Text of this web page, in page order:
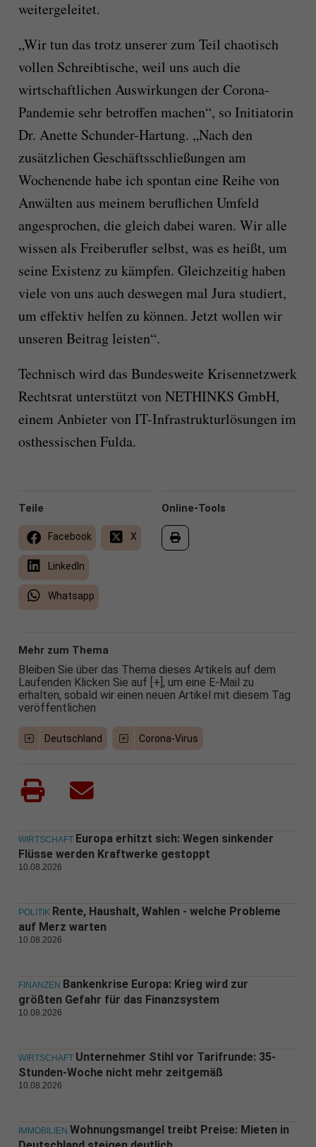
weitergeleitet.
„Wir tun das trotz unserer zum Teil chaotisch
vollen Schreibtische, weil uns auch die
wirtschaftlichen Auswirkungen der Corona-
Pandemie sehr betroffen machen“, so Initiatorin
Dr. Anette Schunder-Hartung. „Nach den
zusätzlichen Geschäftsschließungen am
Wochenende habe ich spontan eine Reihe von
Anwälten aus meinem beruflichen Umfeld
angesprochen, die gleich dabei waren. Wir alle
wissen als Freiberufler selbst, was es heißt, um
seine Existenz zu kämpfen. Gleichzeitig haben
viele von uns auch deswegen mal Jura studiert,
um effektiv helfen zu können. Jetzt wollen wir
unseren Beitrag leisten“.
Technisch wird das Bundesweite Krisennetzwerk
Rechtsrat unterstützt von NETHINKS GmbH,
einem Anbieter von IT-Infrastrukturlösungen im
osthessischen Fulda.
Online-Tools
Teile
Facebook X
LinkedIn
Whatsapp
Mehr zum Thema
Bleiben Sie über das Thema dieses Artikels auf dem
Laufenden Klicken Sie auf [+], um eine E-Mail zu
erhalten, sobald wir einen neuen Artikel mit diesem Tag
veröffentlichen
Deutschland Corona-Virus
WIRTSCHAFT Europa erhitzt sich: Wegen sinkender
Flüsse werden Kraftwerke gestoppt
10.08.2026
POLITIK Rente, Haushalt, Wahlen - welche Probleme
auf Merz warten
10.08.2026
FINANZEN Bankenkrise Europa: Krieg wird zur
größten Gefahr für das Finanzsystem
10.08.2026
WIRTSCHAFT Unternehmer Stihl vor Tarifrunde: 35-
Stunden-Woche nicht mehr zeitgemäß
10.08.2026
IMMOBILIEN Wohnungsmangel treibt Preise: Mieten in